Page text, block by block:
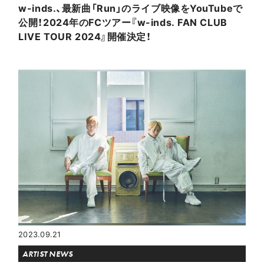
w-inds.、最新曲「Run」のライブ映像をYouTubeで
公開！2024年のFCツアー『w-inds. FAN CLUB
LIVE TOUR 2024』開催決定！
2023.09.21
ARTIST NEWS